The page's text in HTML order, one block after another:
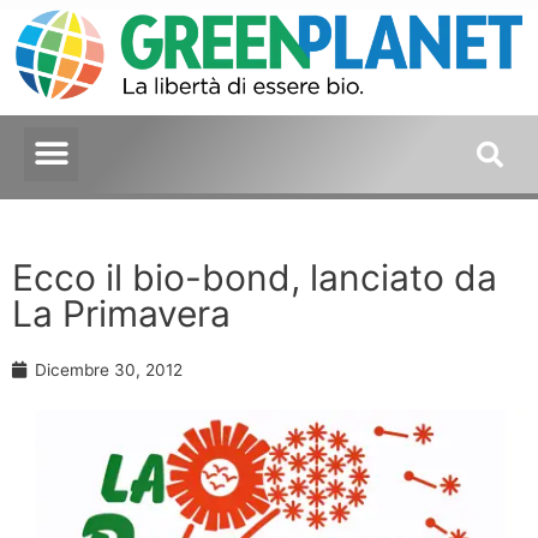
Ecco il bio-bond, lanciato da
La Primavera
Dicembre 30, 2012